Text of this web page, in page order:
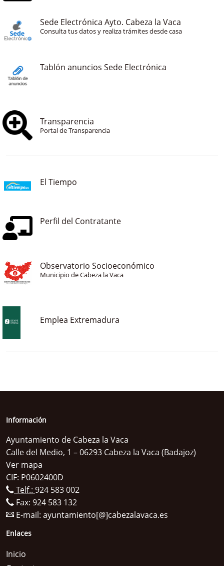
Sede Electrónica Ayto. Cabeza la Vaca
Consulta tus datos y realiza trámites desde casa
Tablón anuncios Sede Electrónica
Transparencia
Portal de Transparencia
El Tiempo
Perfil del Contratante
Observatorio Socioeconómico
Municipio de Cabeza la Vaca
Emplea Extremadura
Información
Ayuntamiento de Cabeza la Vaca
Calle del Medio, 1 – 06293 Cabeza la Vaca (Badajoz)
Ver mapa
CIF: P0602400D
Telf.: 924 583 002
Fax: 924 583 132
E-mail: ayuntamiento[@]cabezalavaca.es
Enlaces
Inicio